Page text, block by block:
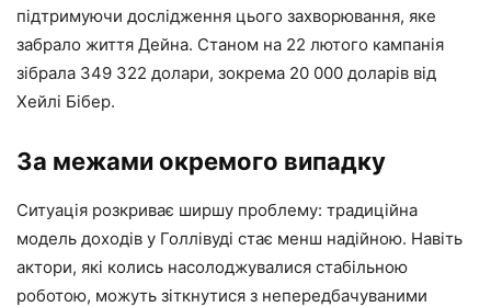
підтримуючи дослідження цього захворювання, яке
забрало життя Дейна. Станом на 22 лютого кампанія
зібрала 349 322 долари, зокрема 20 000 доларів від
Хейлі Бібер.
За межами окремого випадку
Ситуація розкриває ширшу проблему: традиційна
модель доходів у Голлівуді стає менш надійною. Навіть
актори, які колись насолоджувалися стабільною
роботою, можуть зіткнутися з непередбачуваними